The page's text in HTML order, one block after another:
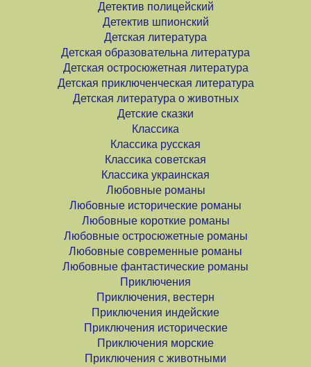
Детектив полицейский
Детектив шпионский
Детская литература
Детская образовательна литература
Детская остросюжетная литература
Детская приключенческая литература
Детская литература о животных
Детские сказки
Классика
Классика русская
Классика советская
Классика украинская
Любовные романы
Любовные исторические романы
Любовные короткие романы
Любовные остросюжетные романы
Любовные современные романы
Любовные фантастические романы
Приключения
Приключения, вестерн
Приключения индейские
Приключения исторические
Приключения морские
Приключения с животными